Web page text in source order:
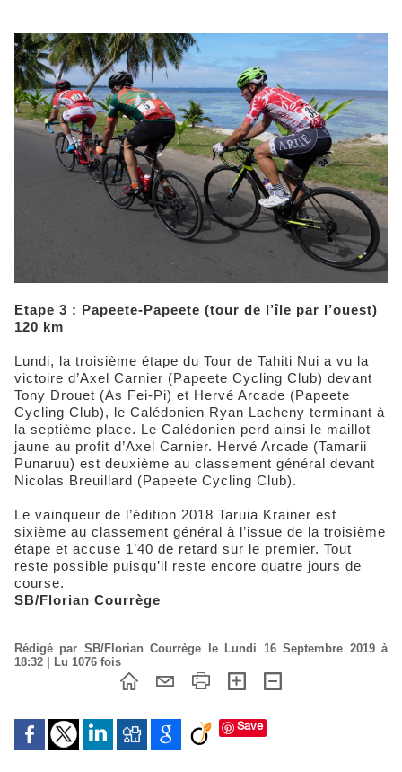
Etape 3 : Papeete-Papeete (tour de l’île par l’ouest)
120 km
Lundi, la troisième étape du Tour de Tahiti Nui a vu la
victoire d’Axel Carnier (Papeete Cycling Club) devant
Tony Drouet (As Fei-Pi) et Hervé Arcade (Papeete
Cycling Club), le Calédonien Ryan Lacheny terminant à
la septième place. Le Calédonien perd ainsi le maillot
jaune au profit d’Axel Carnier. Hervé Arcade (Tamarii
Punaruu) est deuxième au classement général devant
Nicolas Breuillard (Papeete Cycling Club).
Le vainqueur de l’édition 2018 Taruia Krainer est
sixième au classement général à l’issue de la troisième
étape et accuse 1’40 de retard sur le premier. Tout
reste possible puisqu’il reste encore quatre jours de
course.
SB/Florian Courrège
Rédigé par SB/Florian Courrège le Lundi 16 Septembre 2019 à
18:32 | Lu 1076 fois
Save